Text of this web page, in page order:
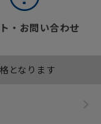
・お問い合わせ
となります